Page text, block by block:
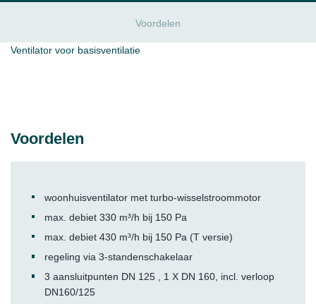
Voordelen
Ventilator voor basisventilatie
Voordelen
woonhuisventilator met turbo-wisselstroommotor
max. debiet 330 m³/h bij 150 Pa
max. debiet 430 m³/h bij 150 Pa (T versie)
regeling via 3-standenschakelaar
3 aansluitpunten DN 125 , 1 X DN 160, incl. verloop
DN160/125